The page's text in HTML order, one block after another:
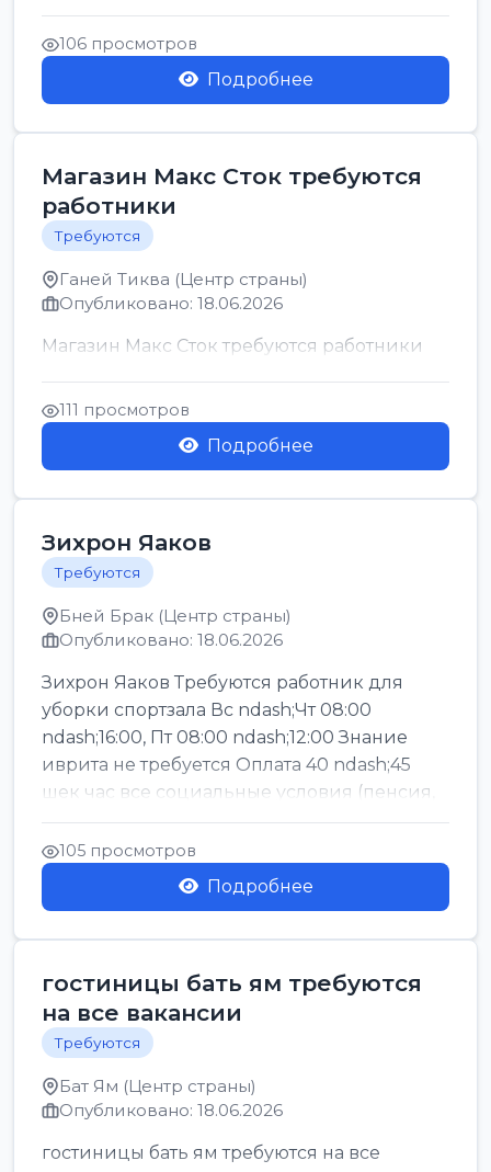
позицию возможна дом...
106 просмотров
Подробнее
Магазин Макс Сток требуются
работники
Требуются
Ганей Тиква (Центр страны)
Опубликовано: 18.06.2026
Магазин Макс Сток требуются работники
111 просмотров
Подробнее
Зихрон Яаков
Требуются
Бней Брак (Центр страны)
Опубликовано: 18.06.2026
Зихрон Яаков Требуются работник для
уборки спортзала Вс ndash;Чт 08:00
ndash;16:00, Пт 08:00 ndash;12:00 Знание
иврита не требуется Оплата 40 ndash;45
шек час все социальные условия (пенсия,
керен ишт...
105 просмотров
Подробнее
гостиницы бать ям требуются
на все вакансии
Требуются
Бат Ям (Центр страны)
Опубликовано: 18.06.2026
гостиницы бать ям требуются на все